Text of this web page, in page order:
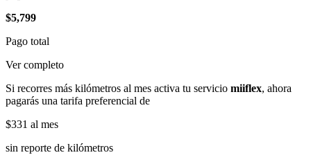
$5,799
Pago total
Ver completo
Si recorres más kilómetros al mes activa tu servicio miiflex, ahora
pagarás una tarifa preferencial de
$331 al mes
sin reporte de kilómetros